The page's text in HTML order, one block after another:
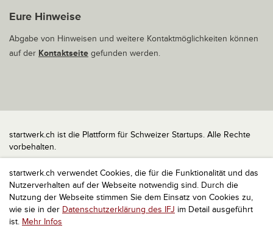
startwerk.ch verwendet Cookies, die für die Funktionalität und das
Nutzerverhalten auf der Webseite notwendig sind. Durch die
Nutzung der Webseite stimmen Sie dem Einsatz von Cookies zu,
wie sie in der Datenschutzerklärung des IFJ im Detail ausgeführt
ist. Mehr Infos
Eure Hinweise
Abgabe von Hinweisen und weitere Kontaktmöglichkeiten können
auf der Kontaktseite gefunden werden.
startwerk.ch ist die Plattform für Schweizer Startups. Alle Rechte
vorbehalten.
Impressum
Kontakt
nach oben